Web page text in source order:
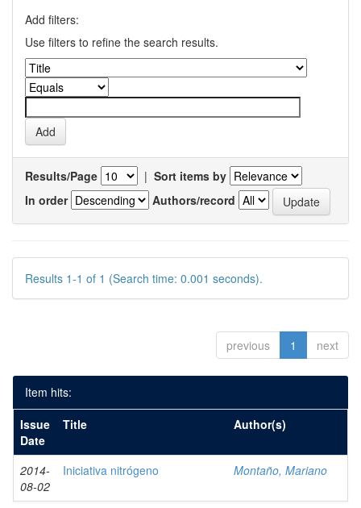
Add filters:
Use filters to refine the search results.
Results/Page | Sort items by
In order
Authors/record
Results 1-1 of 1 (Search time: 0.001 seconds).
previous 1 next
Item hits:
Issue
Date
Title Author(s)
2014-
08-02
Iniciativa nitrógeno Montaño, Mariano